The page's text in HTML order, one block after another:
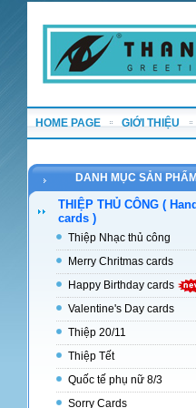
HOME PAGE GIỚI THIỆU
DANH MỤC SẢN PHẨM
THIỆP THỦ CÔNG (
cards )
Thiệp Nhạc thủ công
Merry Chritmas cards
Happy Birthday cards
Valentine's Day cards
Thiệp 20/11
Thiệp Tết
Quốc tế phụ nữ 8/3
Sorry Cards